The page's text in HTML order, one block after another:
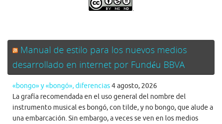
.
Manual de estilo para los nuevos medios
desarrollado en internet por Fundéu BBVA
«bongo» y «bongó», diferencias4 agosto, 2026
La grafía recomendada en el uso general del nombre del
instrumento musical es bongó, con tilde, y no bongo, que alude a
una embarcación. Sin embargo, a veces se ven en los medios